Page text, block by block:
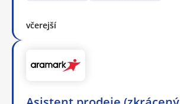
včerejší